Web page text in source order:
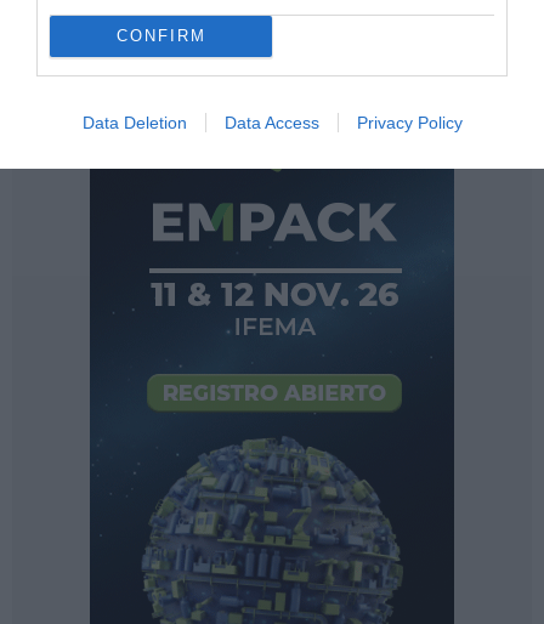
CONFIRM
Data Deletion Data Access Privacy Policy